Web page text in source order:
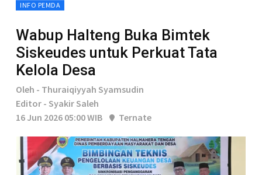
INFO PEMDA
Wabup Halteng Buka Bimtek
Siskeudes untuk Perkuat Tata
Kelola Desa
Oleh - Thuraiqiyyah Syamsudin
Editor - Syakir Saleh
16 Jun 2026 05:00 WIB
Ternate